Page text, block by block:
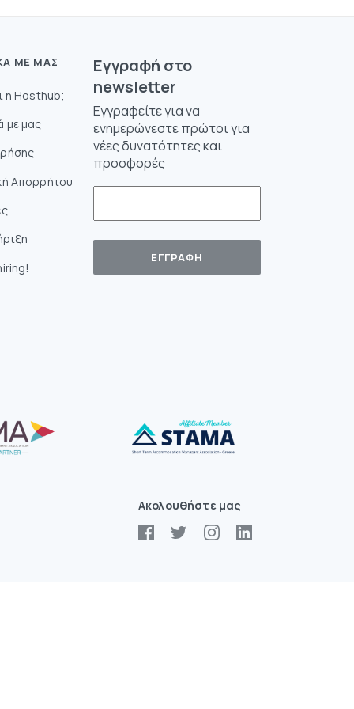
ΜΕ ΜΑΣ
η Hosthub;
με μας
Απορρήτου
Eγγραφή στο
newsletter
Εγγραφείτε για να
ενημερώνεστε πρώτοι για
νέες δυνατότητες και
προσφορές
Ακολουθήστε μας